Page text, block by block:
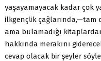
yaşayamayacak kadar çok
ilkgençlik çağlarında,—tam
ama bulamadığı
hakkında merakını
cevap olacak bir şeyler